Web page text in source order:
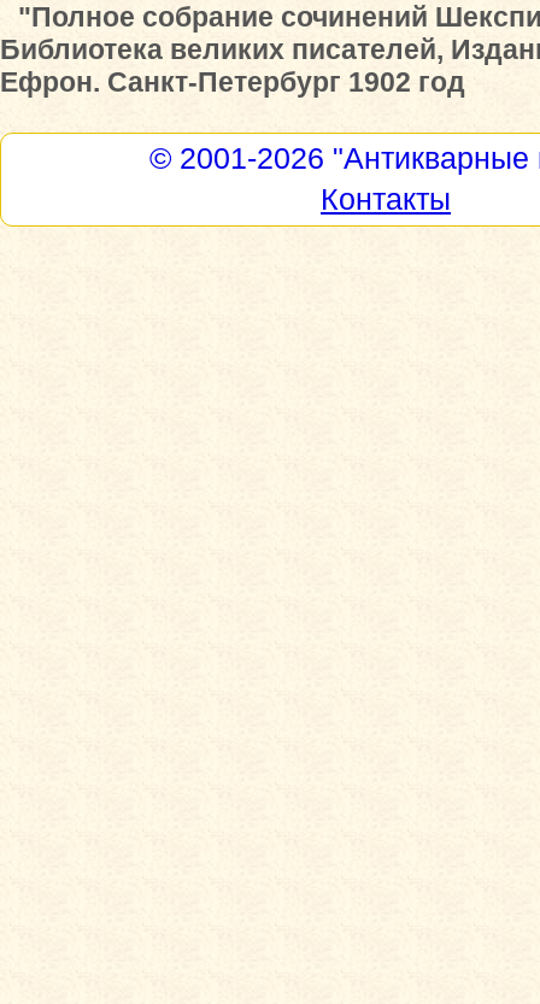
"Полное собрание сочинений
Библиотека великих писателей,
Ефрон. Санкт-Петербург 1902 год
© 2001-2026 "Антикварные
Контакты